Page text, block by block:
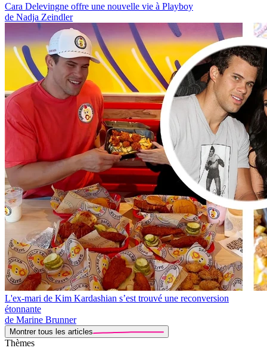
Cara Delevingne offre une nouvelle vie à Playboy
de Nadja Zeindler
L'ex-mari de Kim Kardashian s’est trouvé une reconversion
étonnante
de Marine Brunner
Montrer tous les articles
Thèmes